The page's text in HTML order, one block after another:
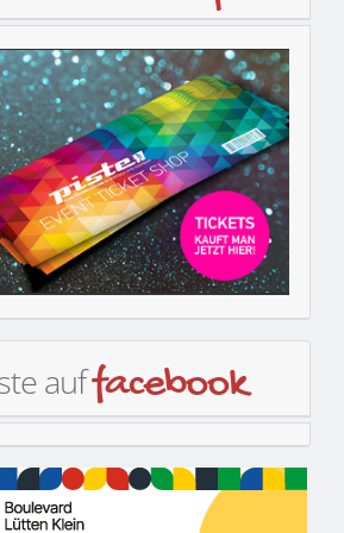
auffacebook